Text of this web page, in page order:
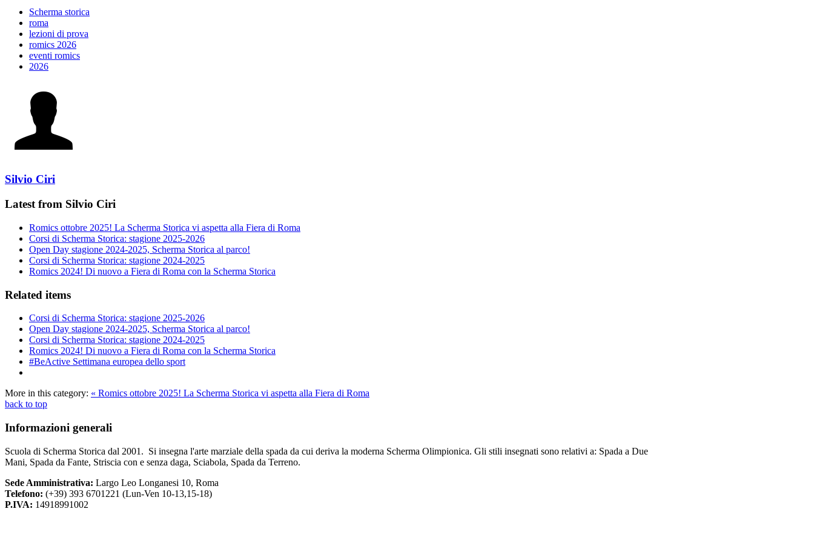
Scherma storica
roma
lezioni di prova
romics 2026
eventi romics
2026
Silvio Ciri
Latest from Silvio Ciri
Romics ottobre 2025! La Scherma Storica vi aspetta alla Fiera di Roma
Corsi di Scherma Storica: stagione 2025-2026
Open Day stagione 2024-2025, Scherma Storica al parco!
Corsi di Scherma Storica: stagione 2024-2025
Romics 2024! Di nuovo a Fiera di Roma con la Scherma Storica
Related items
Corsi di Scherma Storica: stagione 2025-2026
Open Day stagione 2024-2025, Scherma Storica al parco!
Corsi di Scherma Storica: stagione 2024-2025
Romics 2024! Di nuovo a Fiera di Roma con la Scherma Storica
#BeActive Settimana europea dello sport
More in this category: « Romics ottobre 2025! La Scherma Storica vi aspetta alla Fiera di Roma
back to top
Informazioni generali
Scuola di Scherma Storica dal 2001. Si insegna l'arte marziale della spada da cui deriva la moderna Scherma Olimpionica. Gli stili insegnati sono relativi a: Spada a Due
Mani, Spada da Fante, Striscia con e senza daga, Sciabola, Spada da Terreno.
Sede Amministrativa: Largo Leo Longanesi 10, Roma
Telefono: (+39) 393 6701221 (Lun-Ven 10-13,15-18)
P.IVA: 14918991002